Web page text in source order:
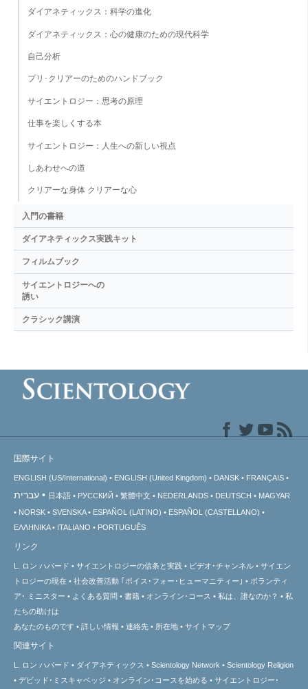
ダイアネティックス：科学の進化
ダイアネティックス：心の健康のための現代科学
自己分析
プリ･クリアーのためのハンドブック
サイエントロジー：思考の原理
仕事を楽しくする本
サイエントロジー：人生への新しい視点
しあわせへの道
クリアーな身体 クリアーな心
入門の書籍
ダイアネティックス実践キット
フィルムブック
サイエントロジーへの
誘い
クラシック講演
国際サイト
ENGLISH (US/International) ENGLISH (United Kingdom) DANSK FRANÇAIS
עברית 日本語 РУССКИЙ 繁體中文 NEDERLANDS DEUTSCH
MAGYAR
NORSK
SVENSKA ESPAÑOL (LATINO)
ESPAÑOL (CASTELLANO)
ΕΛΛΗΝΙΚA
ITALIANO PORTUGUÊS
リンク
L. ロン ハバード サイエントロジーの信条と実践 ビデオ･チャンネル
サイエン
トロジーの現在 社会改善活動 ｢ボイス･フォー･ヒューマニティー｣
ボランティ
ア･
ミニスター よくある質問 書籍 オンライン･コース 私は、誰なのか？
私
たちの助けは
あなたのものです
詳しい情報 連絡先 所在地 サイトマップ
関連サイト
L. ロン ハバード ダイアネティックス Scientology Network
Scientology Religion
デビッド･ミスキャベッジ
オンライン･コースを始める サイエントロジー･